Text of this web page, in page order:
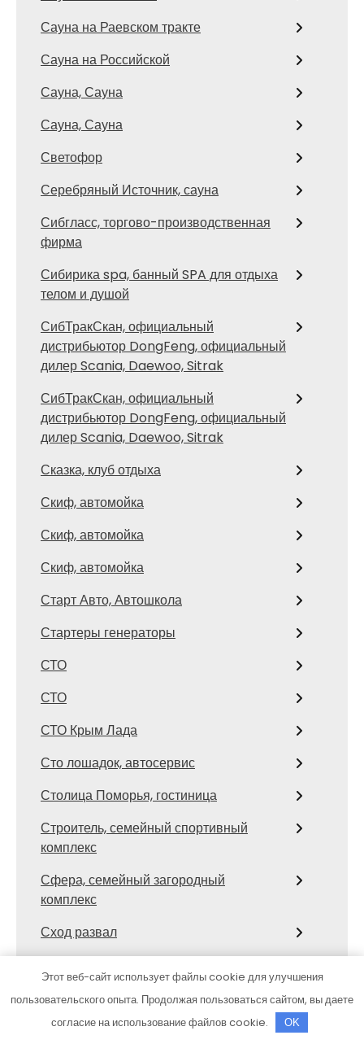
Сауна на Раевском тракте
Сауна на Российской
Сауна, Сауна
Сауна, Сауна
Светофор
Серебряный Источник, сауна
Сибгласс, торгово-производственная
фирма
Сибирика spa, банный SPA для отдыха
телом и душой
СибТракСкан, официальный
дистрибьютор DongFeng, официальный
дилер Scania, Daewoo, Sitrak
СибТракСкан, официальный
дистрибьютор DongFeng, официальный
дилер Scania, Daewoo, Sitrak
Сказка, клуб отдыха
Скиф, автомойка
Скиф, автомойка
Скиф, автомойка
Старт Авто, Автошкола
Стартеры генераторы
СТО
СТО
СТО Крым Лада
Сто лошадок, автосервис
Столица Поморья, гостиница
Строитель, семейный спортивный
комплекс
Сфера, семейный загородный
комплекс
Сход развал
Сывлах, Баня №3
Темерницкий, развлекательный
Этот веб-сайт использует файлы cookie для улучшения
пользовательского опыта. Продолжая пользоваться сайтом, вы даете
согласие на использование файлов cookie.
OK